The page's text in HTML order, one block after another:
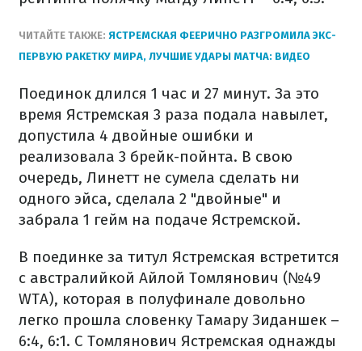
ЧИТАЙТЕ ТАКЖЕ: ЯСТРЕМСКАЯ ФЕЕРИЧНО РАЗГРОМИЛА ЭКС-
ПЕРВУЮ РАКЕТКУ МИРА, ЛУЧШИЕ УДАРЫ МАТЧА: ВИДЕО
Поединок длился 1 час и 27 минут. За это
время Ястремская 3 раза подала навылет,
допустила 4 двойные ошибки и
реализовала 3 брейк-пойнта. В свою
очередь, Линетт не сумела сделать ни
одного эйса, сделала 2 "двойные" и
забрала 1 гейм на подаче Ястремской.
В поединке за титул Ястремская встретится
с австралийкой Айлой Томлянович (№49
WTA), которая в полуфинале довольно
легко прошла словенку Тамару Зиданшек –
6:4, 6:1. С Томлянович Ястремская однажды